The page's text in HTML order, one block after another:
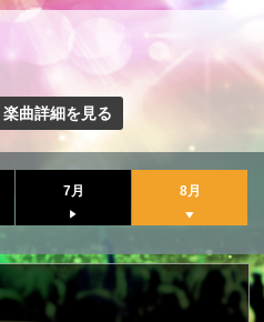
楽曲詳細を見る
7月 8月